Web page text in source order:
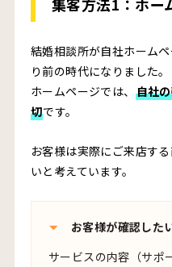
集客方法1： ホー
結婚相談所が自社ホーム
り前の時代になりました。
ホームページでは、 自社
切です。
お客様は実際にご来店す
いと考えています。
お客様が確認した
サービスの内容（サポ